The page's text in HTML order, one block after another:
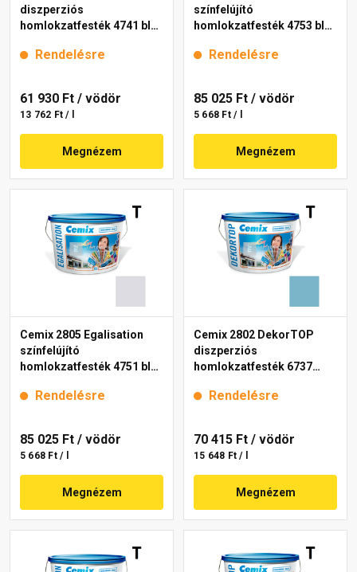
diszperziós
homlokzatfesték 4741 blue
Rendelésre
61 930 Ft / vödör
13 762 Ft / l
Megnézem
színfelújító
homlokzatfesték 4753 blue
Rendelésre
85 025 Ft / vödör
5 668 Ft / l
Megnézem
Cemix 2805 Egalisation
színfelújító
homlokzatfesték 4751 blue
Rendelésre
85 025 Ft / vödör
5 668 Ft / l
Megnézem
Cemix 2802 DekorTOP
diszperziós
homlokzatfesték 6737
Rendelésre
70 415 Ft / vödör
15 648 Ft / l
Megnézem